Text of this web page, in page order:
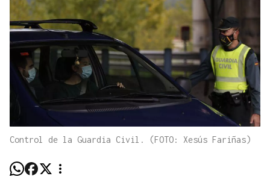
Control de la Guardia Civil. (FOTO: Xesús Fariñas)